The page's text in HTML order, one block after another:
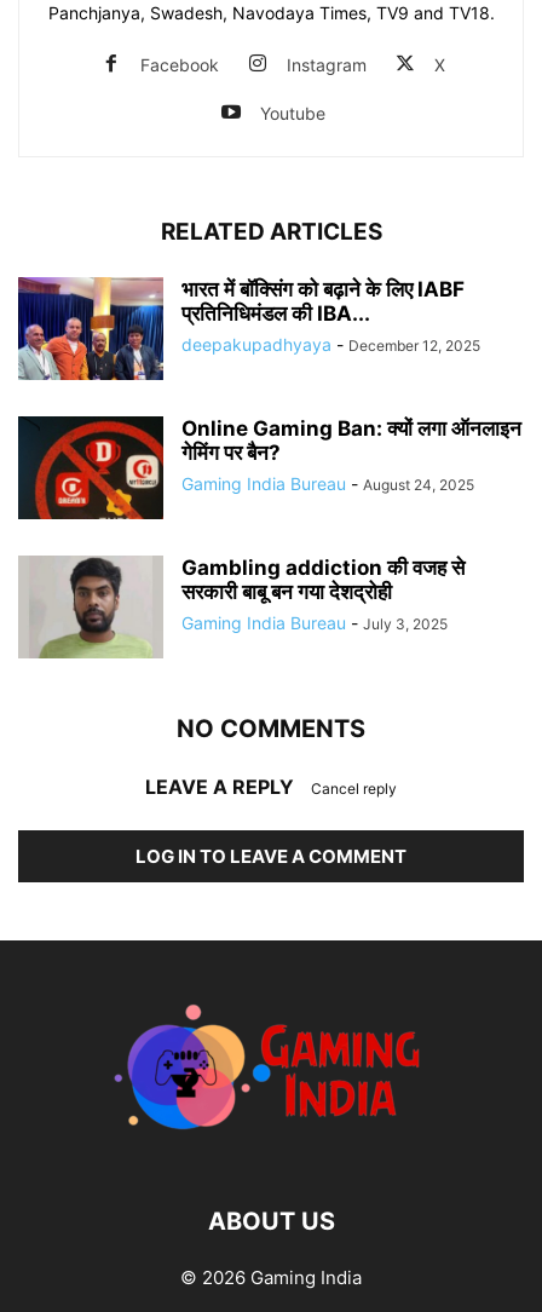
Panchjanya, Swadesh, Navodaya Times, TV9 and TV18.
Facebook Instagram X
Youtube
RELATED ARTICLES
भारत में बॉक्सिंग को बढ़ाने के लिए IABF
प्रतिनिधिमंडल की IBA...
deepakupadhyaya - December 12, 2025
Online Gaming Ban: क्यों लगा ऑनलाइन
गेमिंग पर बैन?
Gaming India Bureau - August 24, 2025
Gambling addiction की वजह से
सरकारी बाबू बन गया देशद्रोही
Gaming India Bureau - July 3, 2025
NO COMMENTS
LEAVE A REPLY Cancel reply
LOG IN TO LEAVE A COMMENT
ABOUT US
© 2026 Gaming India